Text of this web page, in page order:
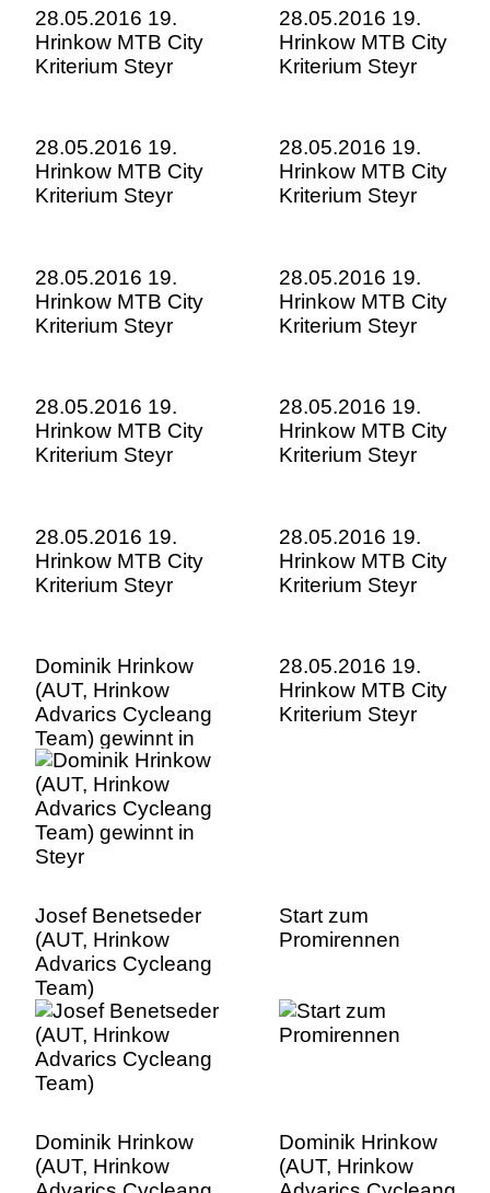
28.05.2016 19.
Hrinkow MTB City
Kriterium Steyr
28.05.2016 19.
Hrinkow MTB City
Kriterium Steyr
28.05.2016 19.
Hrinkow MTB City
Kriterium Steyr
28.05.2016 19.
Hrinkow MTB City
Kriterium Steyr
28.05.2016 19.
Hrinkow MTB City
Kriterium Steyr
28.05.2016 19.
Hrinkow MTB City
Kriterium Steyr
28.05.2016 19.
Hrinkow MTB City
Kriterium Steyr
28.05.2016 19.
Hrinkow MTB City
Kriterium Steyr
28.05.2016 19.
Hrinkow MTB City
Kriterium Steyr
28.05.2016 19.
Hrinkow MTB City
Kriterium Steyr
Dominik Hrinkow
(AUT, Hrinkow
Advarics Cycleang
Team) gewinnt in
Steyr
28.05.2016 19.
Hrinkow MTB City
Kriterium Steyr
Josef Benetseder
(AUT, Hrinkow
Advarics Cycleang
Team)
Start zum
Promirennen
Dominik Hrinkow
(AUT, Hrinkow
Dominik Hrinkow
(AUT, Hrinkow